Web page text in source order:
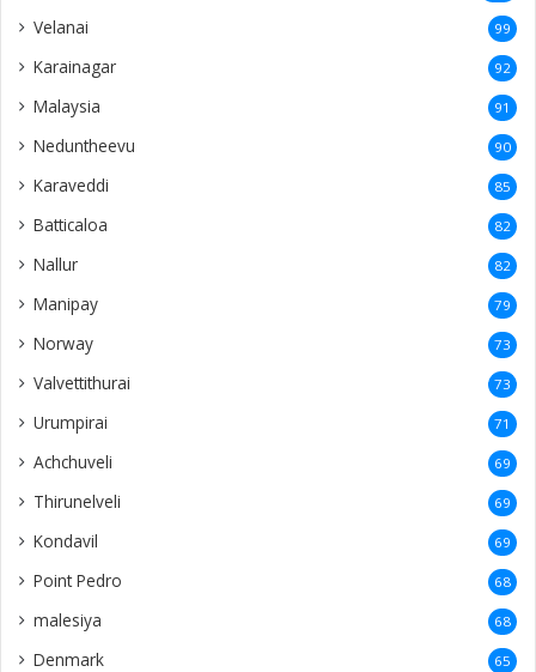
Velanai 99
Karainagar 92
Malaysia 91
Neduntheevu 90
Karaveddi 85
Batticaloa 82
Nallur 82
Manipay 79
Norway 73
Valvettithurai 73
Urumpirai 71
Achchuveli 69
Thirunelveli 69
Kondavil 69
Point Pedro 68
malesiya 68
Denmark 65